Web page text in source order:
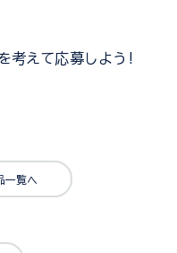
考えて応募しよう!
一覧へ